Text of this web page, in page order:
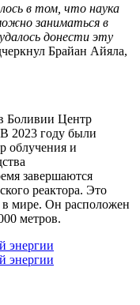
в том, что наука
заниматься в
донести эту
Брайан Айяла,
Боливии Центр
2023 году были
облучения и
завершаются
реактора. Это
мире. Он расположен
метров.